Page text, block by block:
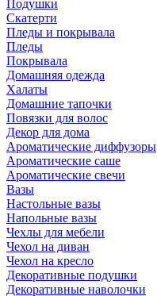
Подушки
Скатерти
Пледы и покрывала
Пледы
Покрывала
Домашняя одежда
Халаты
Домашние тапочки
Повязки для волос
Декор для дома
Ароматические диффузоры
Ароматические саше
Ароматические свечи
Вазы
Настольные вазы
Напольные вазы
Чехлы для мебели
Чехол на диван
Чехол на кресло
Декоративные подушки
Декоративные наволочки